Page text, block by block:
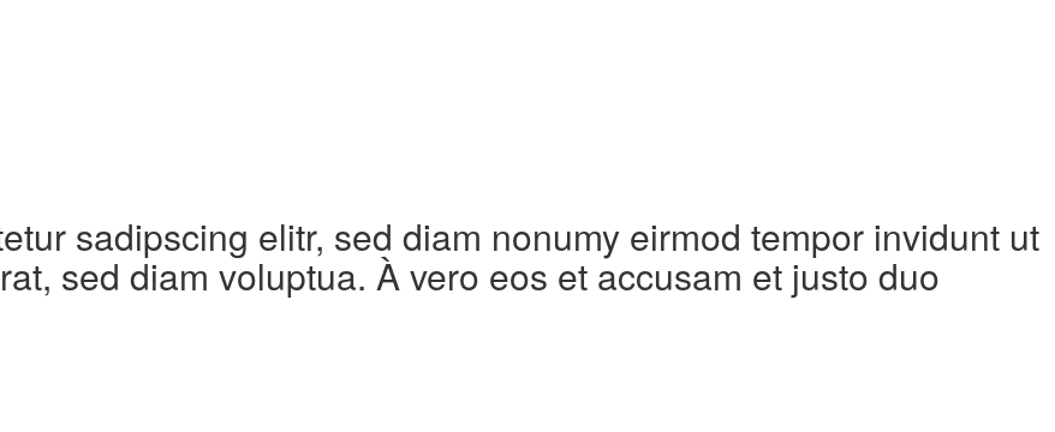
sadipscing elitr, sed diam nonumy eirmod tempor invidunt ut
sed diam voluptua. À vero eos et accusam et justo duo